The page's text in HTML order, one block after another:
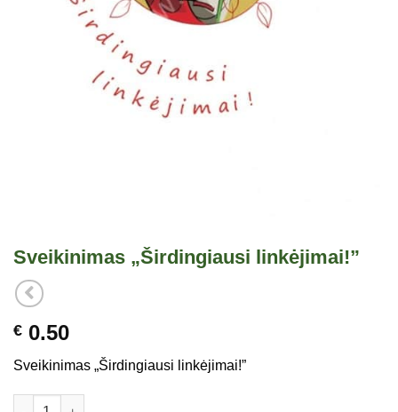
Sveikinimas „Širdingiausi linkėjimai!”
€ 0.50
Sveikinimas „Širdingiausi linkėjimai!”
produkto kiekis: Sveikinimas "Širdingiausi linkėjimai!"